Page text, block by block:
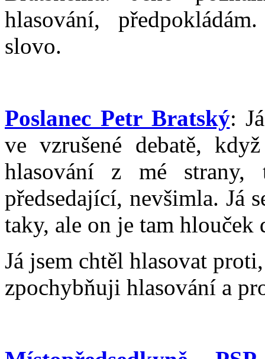
hlasování,
slovo.
Poslanec Petr Bratský:
ve vzrušené debatě,
hlasování z mé
předsedající, nevšimla. Já
taky, ale on je tam hlouček
Já jsem chtěl hlasovat
zpochybňuji hlasování a